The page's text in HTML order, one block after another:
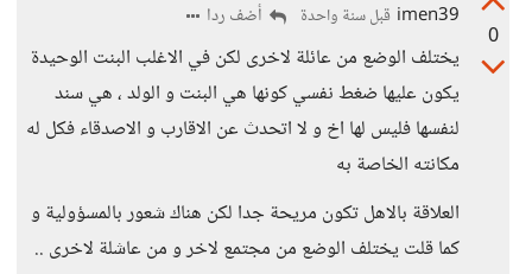
0
imen39 قبل سنة واحدة أضف ردا
يختلف الوضع من عائلة لاخرى لكن في الاغلب البنت الوحيدة
يكون عليها ضغط نفسي كونها هي البنت و الولد ، هي سند
لنفسها فليس لها اخ و لا اتحدث عن الاقارب و الاصدقاء فكل له
مكانته الخاصة به
العلاقة بالاهل تكون مريحة جدا لكن هناك شعور بالمسؤولية و
كما قلت يختلف الوضع من مجتمع لاخر و من عاشلة لاخرى ..